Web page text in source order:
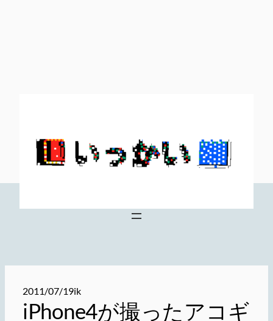
2011/07/19ik
iPhone4が撮ったアコギ